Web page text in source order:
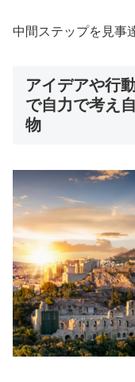
中間ステップを見事
アイデアや行
で自力で考え
物